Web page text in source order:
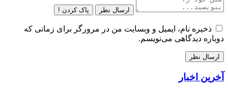
ارسال نظر پاک کردن !
ذخیره نام، ایمیل و وبسایت من در مرورگر برای زمانی که
دوباره دیدگاهی می‌نویسم.
آخرین اخبار